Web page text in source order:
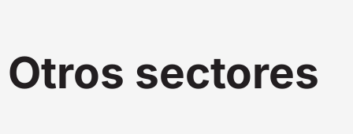
Otros sectores